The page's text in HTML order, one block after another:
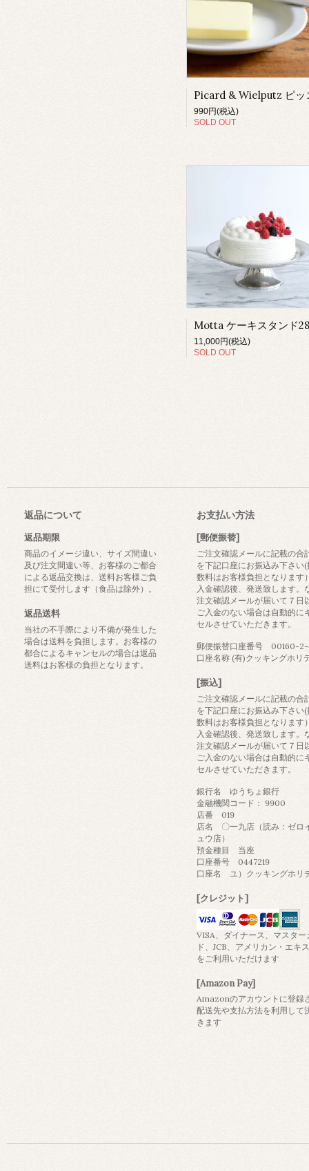
990円(税込)
SOLD OUT
Motta ケーキスタンド
11,000円(税込)
SOLD OUT
返品について
返品期限
商品のイメージ違い、サイズ間違い
及び注文間違い等、お客様のご都合
による返品交換は、送料お客様ご負
担にて受付します（食品は除外）。
返品送料
当社の不手際により不備が発生した
場合は送料を負担します。お客様の
都合によるキャンセルの場合は返品
送料はお客様の負担となります。
お支払い方法
[郵便振替]
ご注文確認メールに記載の合
を下記口座にお振込み下さい
数料はお客様負担となります
入金確認後、発送致します。
注文確認メールが届いて７日
ご入金のない場合は自動的に
セルさせていただきます。
郵便振替口座番号 00160-2-
口座名称 (有)クッキングホリ
[振込]
ご注文確認メールに記載の合
を下記口座にお振込み下さい
数料はお客様負担となります
入金確認後、発送致します。
注文確認メールが届いて７日
ご入金のない場合は自動的に
セルさせていただきます。
銀行名 ゆうちょ銀行
金融機関コード： 9900
店番 019
店名 〇一九店（読み：ゼロ
ュウ店）
預金種目 当座
口座番号 0447219
口座名 ユ）クッキングホリ
[クレジット]
VISA、ダイナース、マスター
ド、JCB、アメリカン・エキ
をご利用いただけます
[Amazon Pay]
Amazonのアカウントに登録
配送先や支払方法を利用して
きます